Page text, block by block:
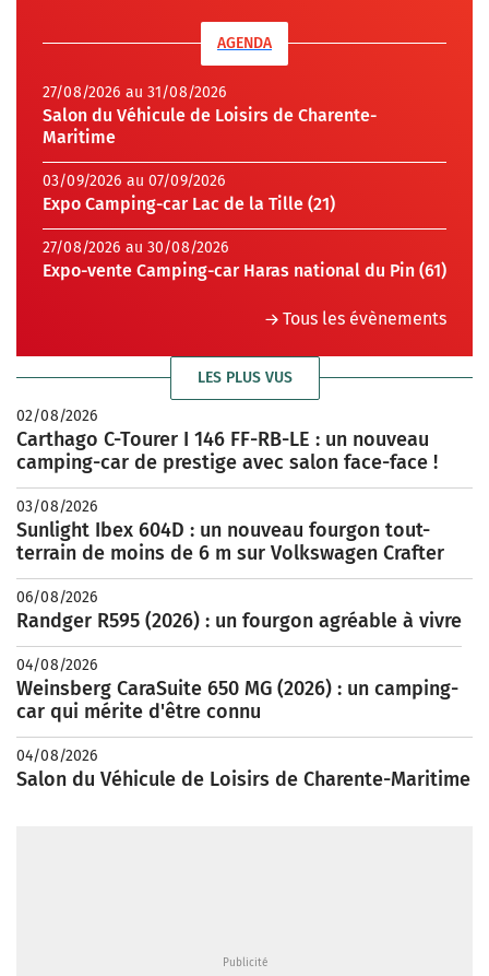
AGENDA
27/08/2026 au 31/08/2026
Salon du Véhicule de Loisirs de Charente-
Maritime
03/09/2026 au 07/09/2026
Expo Camping-car Lac de la Tille (21)
27/08/2026 au 30/08/2026
Expo-vente Camping-car Haras national du Pin (61)
Tous les évènements
LES PLUS VUS
02/08/2026
Carthago C-Tourer I 146 FF-RB-LE : un nouveau
camping-car de prestige avec salon face-face !
03/08/2026
Sunlight Ibex 604D : un nouveau fourgon tout-
terrain de moins de 6 m sur Volkswagen Crafter
06/08/2026
Randger R595 (2026) : un fourgon agréable à vivre
04/08/2026
Weinsberg CaraSuite 650 MG (2026) : un camping-
car qui mérite d'être connu
04/08/2026
Salon du Véhicule de Loisirs de Charente-Maritime